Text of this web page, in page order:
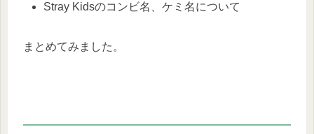
Stray Kidsのコンビ名、ケミ名について
まとめてみました。